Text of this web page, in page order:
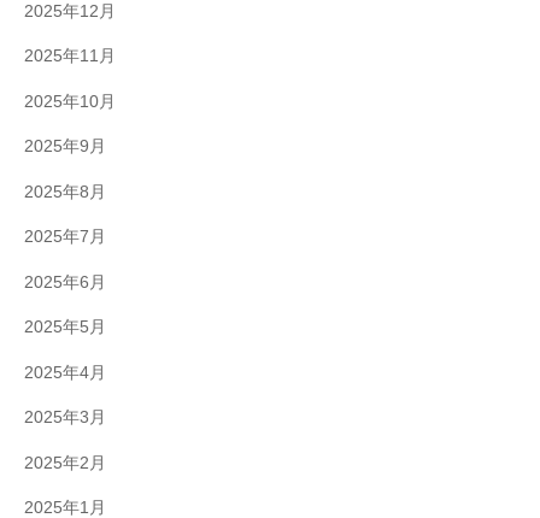
2025年12月
2025年11月
2025年10月
2025年9月
2025年8月
2025年7月
2025年6月
2025年5月
2025年4月
2025年3月
2025年2月
2025年1月